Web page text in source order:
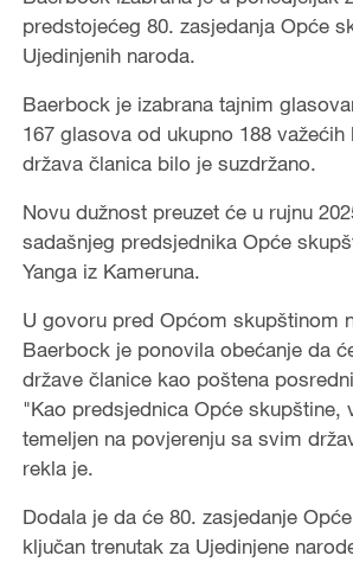
predstojećeg 80. zasjedanja Opće
Ujedinjenih naroda.
Baerbock je izabrana tajnim
167 glasova od ukupno 188
država članica bilo je suzdržano.
Novu dužnost preuzet će u rujnu
sadašnjeg predsjednika Opće
Yanga iz Kameruna.
U govoru pred Općom skupštinom
Baerbock je ponovila obećanje da
države članice kao poštena
"Kao predsjednica Opće skupštine,
temeljen na povjerenju sa svim
rekla je.
Dodala je da će 80. zasjedanje
ključan trenutak za Ujedinjene